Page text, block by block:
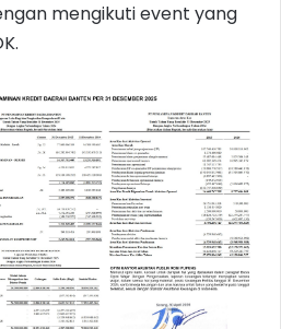
mengikuti event yang